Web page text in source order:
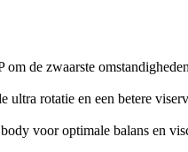
de zwaarste
ultra rotatie en een betere
voor optimale balans en